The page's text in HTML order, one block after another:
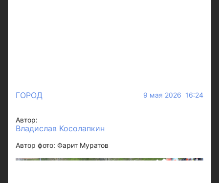
ГОРОД 9 мая 2026 16:24
Автор:
Владислав Косолапкин
Автор фото: Фарит Муратов